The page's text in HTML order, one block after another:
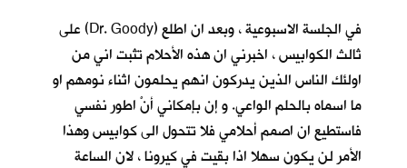
في الجلسة الاسبوعية ، وبعد ان اطلع (Dr. Goody) على
ثالث الكوابيس ، اخبرني ان هذه الأحلام تثبت اني من
اولئك الناس الذين يدركون انهم يحلمون اثناء نومهم او
ما اسماه بالحلم الواعي. و إن بإمكاني أنْ اطور نفسي
فاستطيع ان اصمم أحلامي فلا تتحول الى كوابيس وهذا
الأمر لن يكون سهلا اذا بقيت في كيرونا ، لان الساعة